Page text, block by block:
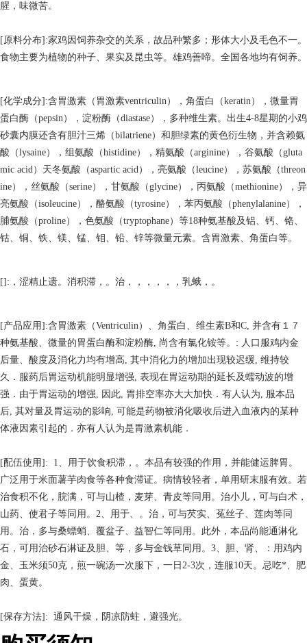
腥，味微苦。
[原料分布]:家鸡因饲养杂交的关系，故品种繁多；形体大小及毛色不一。
食物主要为植物的种子、果实及昆虫等。雄鸡善啼。全国各地均有饲养。
[化学成分]:含胃激素（胃激素ventriculin），角蛋白（keratin），微量胃
蛋白酶（pepsin），淀粉酶（diastase），多种维生素。出生4-8星期的小鸡
砂囊内膜还含有胆汁三烯（bilatriene）和胆绿素的黄色衍生物，并含赖氨
酸（lysaine），组氨酸（histidine），精氨酸（arginine），谷氨酸（gluta
mic acid）天冬氨酸（aspartic acid），亮氨酸（leucine），苏氨酸（threon
ine），丝氨酸（serine），甘氨酸（glycine），丙氨酸（methionine），异
亮氨酸（isoleucine），酪氨酸（tyrosine），苯丙氨酸（phenylalanine），
脯氨酸（proline），色氨酸（tryptophane）等18种氨基酸及铝、钙、铬、
钴、铜、铁、镁、锰、钼、铅、锌等微量元素。含胃激素、角蛋白等。
[]:，涩精止遗。消积滞，。治，，，，，，乳蛾，。
[产品应用]:含胃激素（Ventriculin）、角蛋白、维生素B和C, 并含有１７
种氨基酸、微量的胃蛋白酶和淀粉酶, 尚含有氯化铵等。: 人口服鸡内金
后量、酸度及消化力均有增高, 其中消化力的增加出现较迟缓, 维持较
久．服药后胃运动机能明显增强, 表现在胃运动期的延长及蠕动波的增
强．由于胃运动的增强, 因此, 胃排空率亦大大加快．有人认为, 服本品
后, 其对量及胃运动的影响, 可能是药物被消化吸收后进入血液内的某种
体液因素引起的．亦有人认为是胃激素机能．
[配伍使用]: 1、用于饮食积滞，。本品有较强的作用，并能健运脾胃。
广泛用于米面薯芋肉食等各种食滞证。病情较轻者，单用研末服有效。若
治食积不化，脘满，可与山楂，麦芽、青皮等同用。治小儿，可与白术，
山药、使君子等同用。2、用于、。治，可与芡实、菟丝子、莲肉等同
用。治，多与桑螵蛸、覆盆子、益智仁等同用。此外，本品尚能通淋化
石，可用治砂石淋证及胆、等，多与金钱草同用。3、胆、肾、：用鸡内
金、玉米须50克，煎一碗汤一次服下，一日2-3次，连服10天。忌吃*、肥
肉、蛋黄。
[保存方法]: 通风干燥，阴凉防蛀，避强光。